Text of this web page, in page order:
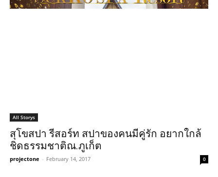
All Storys
สุโขสปา รีสอร์ท สปาของคนมีคู่รัก อยากใกล้
ชิดธรรมชาติณ.ภูเก็ต
projectone - February 14, 2017 0